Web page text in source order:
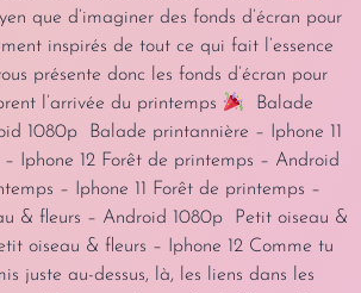
que d’imaginer des fonds d’écran pour
inspirés de tout ce qui fait l’essence
présente donc les fonds d’écran pour
l’arrivée du printemps
Balade
1080p Balade printannière – Iphone 11
Iphone 12 Forêt de printemps – Android
– Iphone 11 Forêt de printemps –
& fleurs – Android 1080p Petit oiseau &
oiseau & fleurs – Iphone 12 Comme tu
juste au-dessus, là, les liens dans les